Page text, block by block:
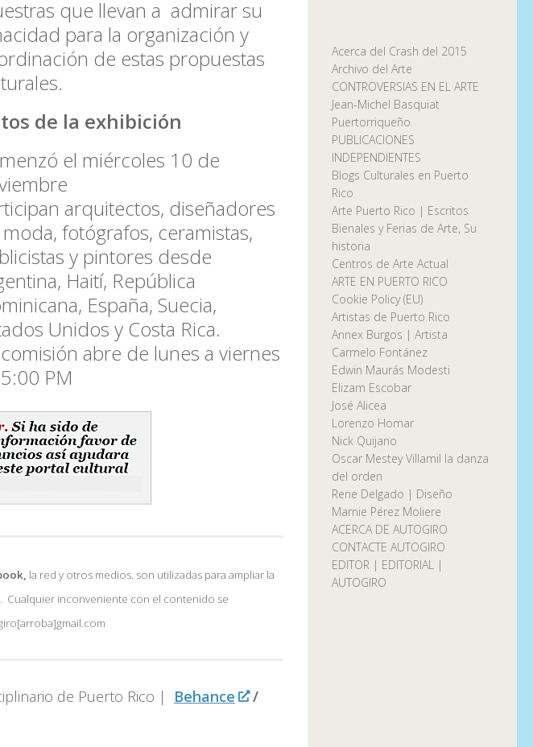
que llevan a admirar su
para la organización y
de estas propuestas
de la exhibición
el miércoles 10 de
arquitectos, diseñadores
fotógrafos, ceramistas,
y pintores desde
Haití, República
España, Suecia,
Unidos y Costa Rica.
abre de lunes a viernes
PM
la red y otros medios. son utilizadas para ampliar la
Cualquier inconveniente con el contenido se
de Puerto Rico | Behance
/
Acerca del Crash del 2015
Archivo del Arte
CONTROVERSIAS EN EL ARTE
Jean-Michel Basquiat
Puertorriqueño
PUBLICACIONES
INDEPENDIENTES
Blogs Culturales en Puerto
Rico
Arte Puerto Rico | Escritos
Bienales y Ferias de Arte, Su
historia
Centros de Arte Actual
ARTE EN PUERTO RICO
Cookie Policy (EU)
Artistas de Puerto Rico
Annex Burgos | Artista
Carmelo Fontánez
Edwin Maurás Modesti
Elizam Escobar
José Alicea
Lorenzo Homar
Nick Quijano
Oscar Mestey Villamil la danza
del orden
Rene Delgado | Diseño
Marnie Pérez Moliere
ACERCA DE AUTOGIRO
CONTACTE AUTOGIRO
EDITOR | EDITORIAL |
AUTOGIRO